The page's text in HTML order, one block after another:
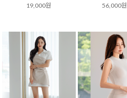
19,000원
56,000원